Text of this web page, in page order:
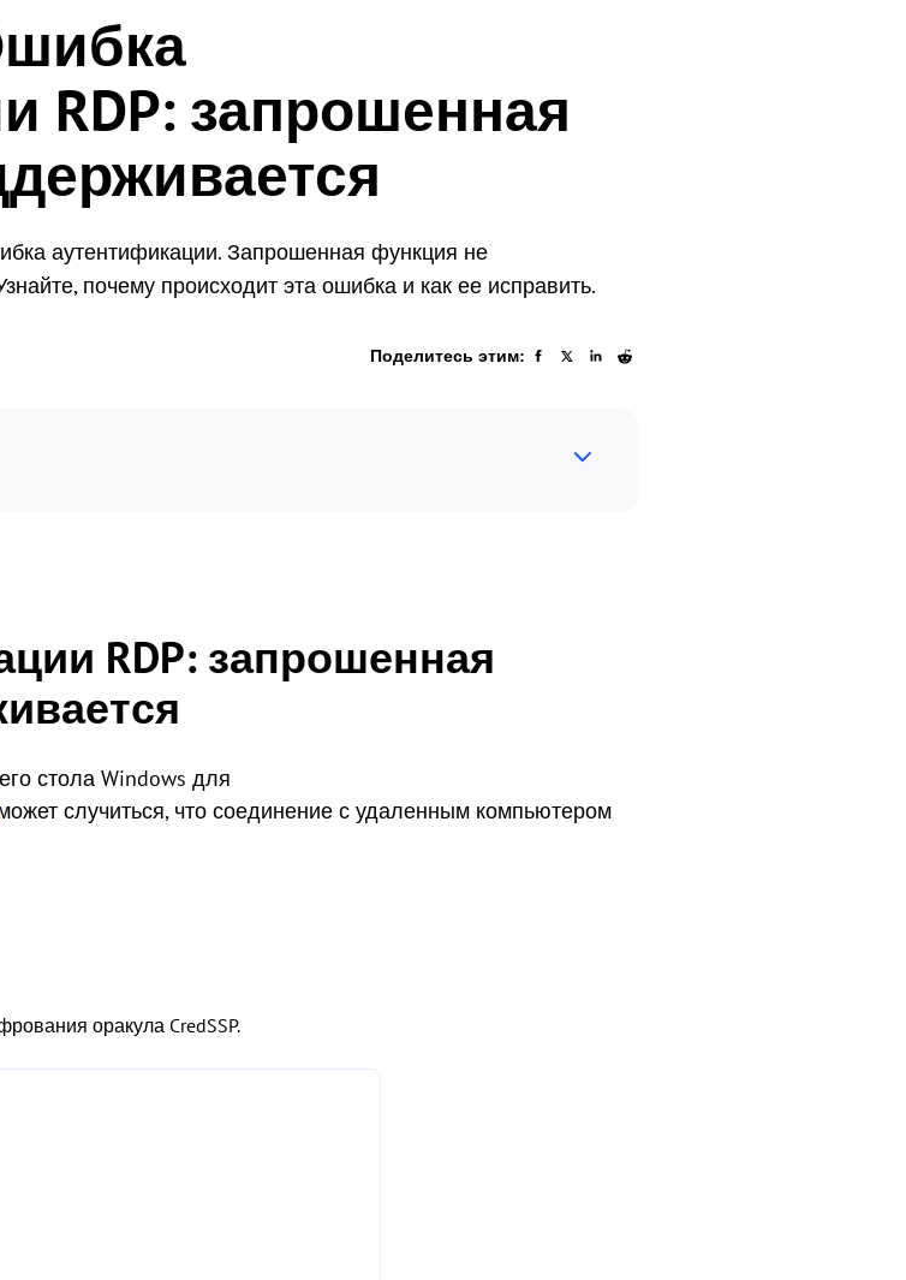
удаленное
серверами
Одновременный мониторинг нескольких
экранов.
Управление ролями и правами
Управление доступом пользователей с
RDP: запрошенная
аутентификации. Запрошенная функция не
почему происходит эта ошибка и как ее исправить.
Поделитесь этим:
RDP: запрошенная
стола Windows для
случиться, что соединение с удаленным компьютером
оракула CredSSP.